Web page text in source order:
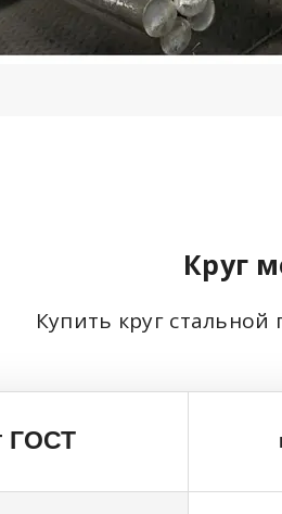
Круг
Купить круг
ГОСТ